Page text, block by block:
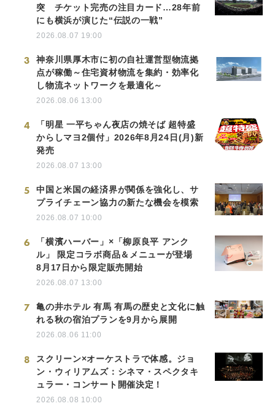
突 チケット完売の注目カード…28年前
にも横浜が演じた“伝説の一戦”
2026.08.07 19:00
3
神奈川県厚木市に初の自社運営型物流拠
点が稼働～住宅資材物流を集約・効率化
し物流ネットワークを最適化～
2026.08.06 13:00
4
「明星 一平ちゃん夜店の焼そば 超特盛
からしマヨ2個付」2026年8月24日(月)新
発売
2026.08.07 13:00
5
中国と米国の経済界が関係を強化し、サ
プライチェーン協力の新たな機会を模索
2026.08.07 10:00
6
「横濱ハーバー」×「柳原良平 アンク
ル」 限定コラボ商品＆メニューが登場
8月17日から限定販売開始
2026.08.07 13:00
7
亀の井ホテル 有馬 有馬の歴史と文化に触
れる秋の宿泊プランを9月から展開
2026.08.06 11:00
8
スクリーン×オーケストラで体感。ジョ
ン・ウィリアムズ：シネマ・スペクタキ
ュラー・コンサート開催決定！
2026.08.08 10:00